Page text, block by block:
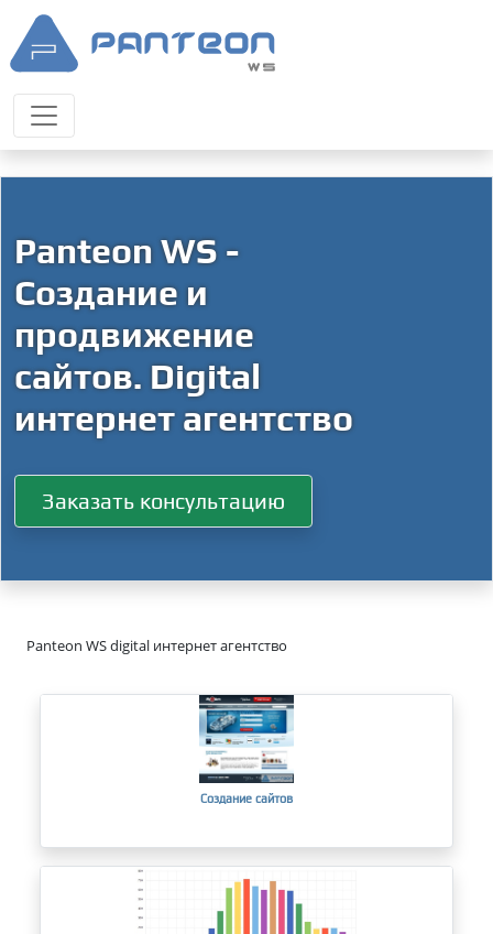
Panteon WS -
Создание и
продвижение
сайтов. Digital
интернет агентство
Заказать консультацию
Panteon WS digital интернет агентство
Создание сайтов